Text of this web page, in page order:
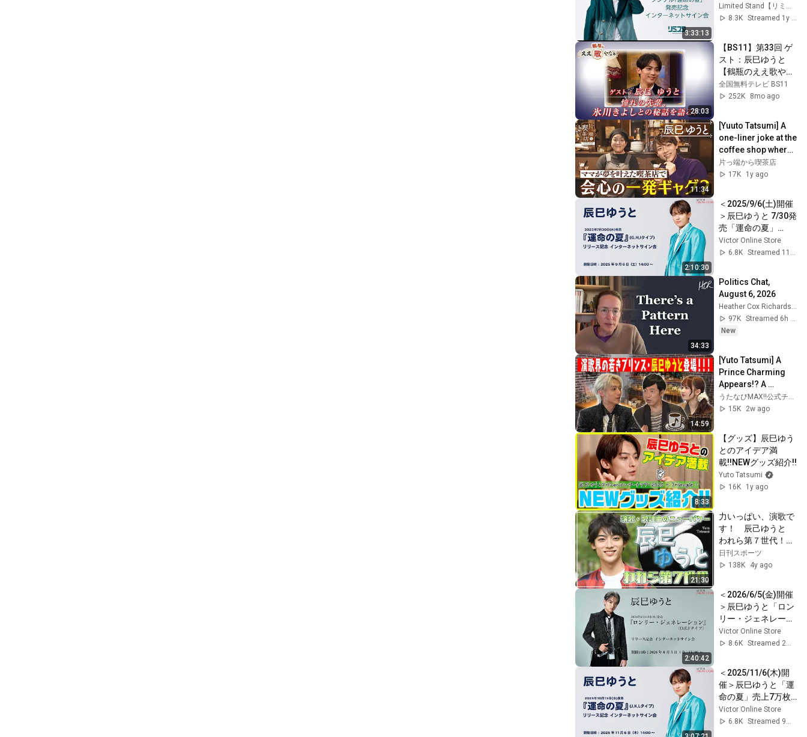
3:33:13
ーネットサイン会 Limited Stand【リミスタ】
8.3K
Streamed 1y ago
28:03
【BS11】第33回 ゲ
スト：辰巳ゆうと
【鶴瓶のええ歌やな
ぁ スタジオトークデ
ィレクターズカット
分）】
全国無料テレビ BS11
252K
8mo ago
11:34
[Yuuto Tatsumi] A
one-liner joke at the
coffee shop where
the owner's dream
came true? [Coffee
片っ端から喫茶店
17K
1y ago
2:10:30
＜2025/9/6(土)開催
＞辰巳ゆうと 7/30発
売「運命の夏」
(G,H,Iタイプ)リリー
ス記念インターネッ
Victor Online Store
6.8K
Streamed 11mo ago
34:33
Politics Chat,
August 6, 2026
Heather Cox Richardson
97K
Streamed 6h ago
New
14:59
[Yuto Tatsumi] A
Prince Charming
Appears!? A
Superstar Who
Charms You with
Voice!!
うたなびMAX!!公式チャンネル
15K
2w ago
8:33
【グッズ】辰巳ゆう
とのアイデア満
載!!NEWグッズ紹介!!
Yuto Tatsumi
16K
1y ago
21:30
力いっぱい、演歌で
す！　辰己ゆうと
われら第７世代！～
演歌・歌謡曲のニュ
ーパワー～
日刊スポーツ
138K
4y ago
2:40:42
＜2026/6/5(金)開催
＞辰巳ゆうと「ロン
リー・ジェネレーシ
ョン」リリース記念
インターネットサイ
Victor Online Store
8.6K
＜2025/11/6(木)開
催＞辰巳ゆうと「運
命の夏」売上7万枚
突破記念！ インター
ネットサイン会
Victor Online Store
6.8K